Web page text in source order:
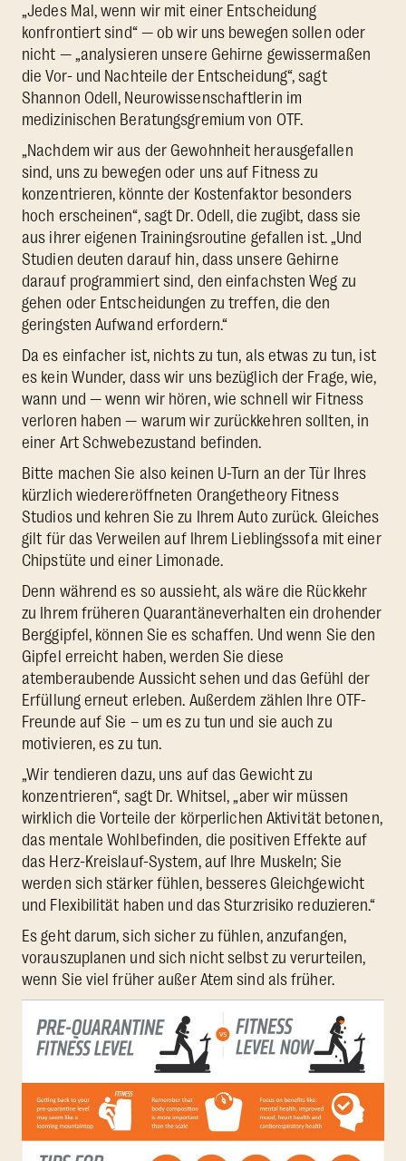
„Jedes Mal, wenn wir mit einer Entscheidung
konfrontiert sind“ — ob wir uns bewegen sollen oder
nicht — „analysieren unsere Gehirne gewissermaßen
die Vor- und Nachteile der Entscheidung“, sagt
Shannon Odell, Neurowissenschaftlerin im
medizinischen Beratungsgremium von OTF.
„Nachdem wir aus der Gewohnheit herausgefallen
sind, uns zu bewegen oder uns auf Fitness zu
konzentrieren, könnte der Kostenfaktor besonders
hoch erscheinen“, sagt Dr. Odell, die zugibt, dass sie
aus ihrer eigenen Trainingsroutine gefallen ist. „Und
Studien deuten darauf hin, dass unsere Gehirne
darauf programmiert sind, den einfachsten Weg zu
gehen oder Entscheidungen zu treffen, die den
geringsten Aufwand erfordern.“
Da es einfacher ist, nichts zu tun, als etwas zu tun, ist
es kein Wunder, dass wir uns bezüglich der Frage, wie,
wann und — wenn wir hören, wie schnell wir Fitness
verloren haben — warum wir zurückkehren sollten, in
einer Art Schwebezustand befinden.
Bitte machen Sie also keinen U-Turn an der Tür Ihres
kürzlich wiedereröffneten Orangetheory Fitness
Studios und kehren Sie zu Ihrem Auto zurück. Gleiches
gilt für das Verweilen auf Ihrem Lieblingssofa mit einer
Chipstüte und einer Limonade.
Denn während es so aussieht, als wäre die Rückkehr
zu Ihrem früheren Quarantäneverhalten ein drohender
Berggipfel, können Sie es schaffen. Und wenn Sie den
Gipfel erreicht haben, werden Sie diese
atemberaubende Aussicht sehen und das Gefühl der
Erfüllung erneut erleben. Außerdem zählen Ihre OTF-
Freunde auf Sie – um es zu tun und sie auch zu
motivieren, es zu tun.
„Wir tendieren dazu, uns auf das Gewicht zu
konzentrieren“, sagt Dr. Whitsel, „aber wir müssen
wirklich die Vorteile der körperlichen Aktivität betonen,
das mentale Wohlbefinden, die positiven Effekte auf
das Herz-Kreislauf-System, auf Ihre Muskeln; Sie
werden sich stärker fühlen, besseres Gleichgewicht
und Flexibilität haben und das Sturzrisiko reduzieren.“
Es geht darum, sich sicher zu fühlen, anzufangen,
vorauszuplanen und sich nicht selbst zu verurteilen,
wenn Sie viel früher außer Atem sind als früher.